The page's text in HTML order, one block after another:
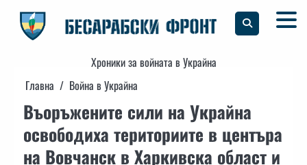
content
Хроники за войната в Украйна
Главна
Война в Украйна
Въоръжените сили на Украйна
освободиха териториите в центъра
на Вовчанск в Харкивска област и